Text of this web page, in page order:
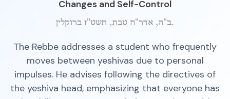
Changes and Self-Control
ב"ה, אדר"ח טבת, תשט"ז ברוקלין.
The Rebbe addresses a student who frequently
moves between yeshivas due to personal
impulses. He advises following the directives of
the yeshiva head, emphasizing that everyone has